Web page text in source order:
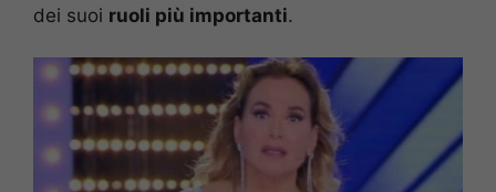
dei suoi ruoli più importanti.